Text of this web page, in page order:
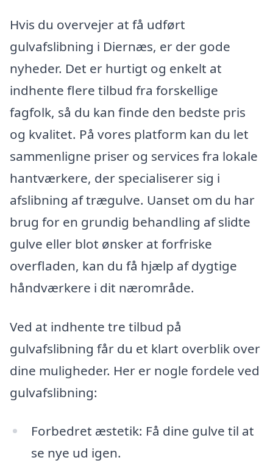
Hvis du overvejer at få udført
gulvafslibning i Diernæs, er der gode
nyheder. Det er hurtigt og enkelt at
indhente flere tilbud fra forskellige
fagfolk, så du kan finde den bedste pris
og kvalitet. På vores platform kan du let
sammenligne priser og services fra lokale
hantværkere, der specialiserer sig i
afslibning af trægulve. Uanset om du har
brug for en grundig behandling af slidte
gulve eller blot ønsker at forfriske
overfladen, kan du få hjælp af dygtige
håndværkere i dit nærområde.
Ved at indhente tre tilbud på
gulvafslibning får du et klart overblik over
dine muligheder. Her er nogle fordele ved
gulvafslibning:
Forbedret æstetik: Få dine gulve til at
se nye ud igen.